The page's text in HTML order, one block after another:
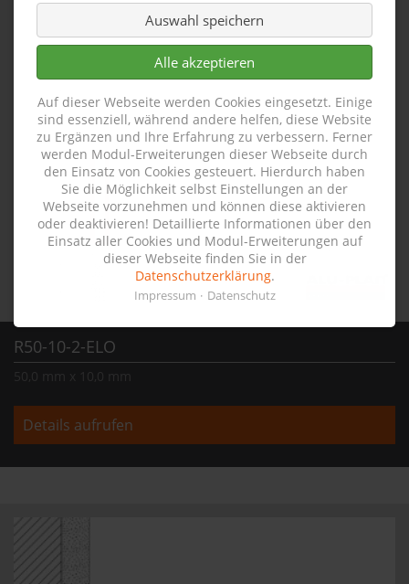
R50-10-2-ELO
Details aufrufen
Auswahl speichern
Alle akzeptieren
Auf dieser Webseite werden Cookies eingesetzt. Einige
sind essenziell, während andere helfen, diese Website
zu Ergänzen und Ihre Erfahrung zu verbessern. Ferner
werden Modul-Erweiterungen dieser Webseite durch
den Einsatz von Cookies gesteuert. Hierdurch haben
Sie die Möglichkeit selbst Einstellungen an der
Webseite vorzunehmen und können diese aktivieren
oder deaktivieren! Detaillierte Informationen über den
Einsatz aller Cookies und Modul-Erweiterungen auf
dieser Webseite finden Sie in der
Datenschutzerklärung.
Impressum Datenschutz